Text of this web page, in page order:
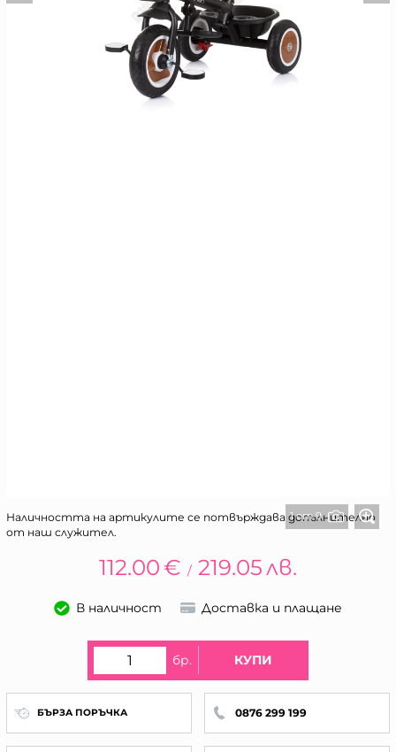
1 от 9
Наличността на артикулите се потвърждава допълнително
от наш служител.
112.00€ / 219.05 лв.
В наличност Доставка и плащане
бр. КУПИ
БЪРЗА ПОРЪЧКА 0876 299 199